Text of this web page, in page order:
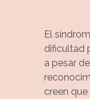
El
dificultad
a pesar
creen